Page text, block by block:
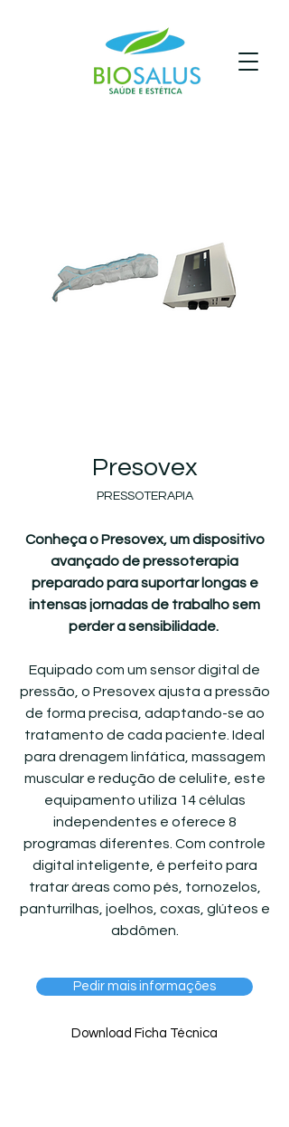
Presovex
PRESSOTERAPIA
Conheça o Presovex, um dispositivo
avançado de pressoterapia
preparado para suportar longas e
intensas jornadas de trabalho sem
perder a sensibilidade.
Equipado com um sensor digital de
pressão, o Presovex ajusta a pressão
de forma precisa, adaptando-se ao
tratamento de cada paciente. Ideal
para drenagem linfática, massagem
muscular e redução de celulite, este
equipamento utiliza 14 células
independentes e oferece 8
programas diferentes. Com controle
digital inteligente, é perfeito para
tratar áreas como pés, tornozelos,
panturrilhas, joelhos, coxas, glúteos e
abdômen.
Pedir mais informações
Download Ficha Técnica